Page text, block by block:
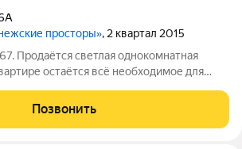
просторы», 2 квартал 2015
Продаётся светлая однокомнатная
остаётся всё необходимое для
застройщиком можно сразу
Позвонить